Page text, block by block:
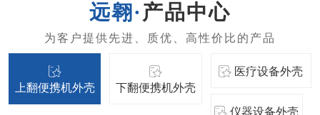
产品中心
上翻便携机外壳 下翻便携机外壳
医疗设备外壳
仪器设备外壳